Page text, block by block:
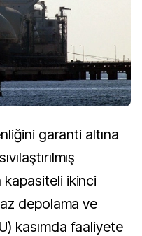
garanti altına
ikinci
depolama ve
kasımda faaliyete